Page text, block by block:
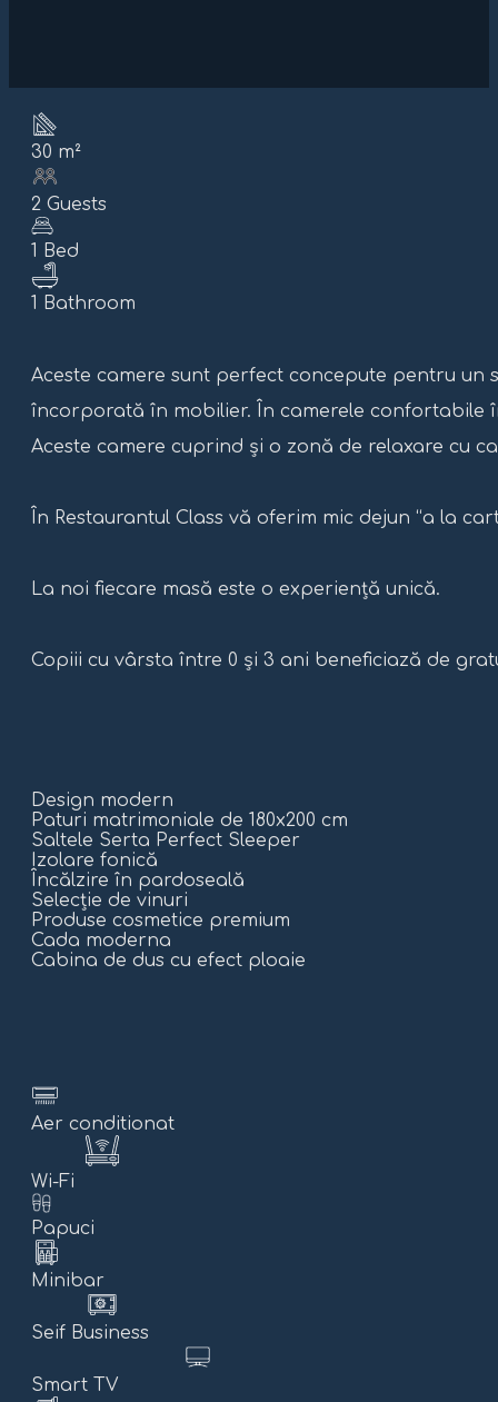
30 m²
2 Guests
1 Bed
1 Bathroom
Aceste camere sunt perfect concepute pentru
încorporată în mobilier. În camerele confortabile
Aceste camere cuprind și o zonă de relaxare cu
În Restaurantul Class vă oferim mic dejun “a la
La noi fiecare masă este o experiență unică.
Copiii cu vârsta între 0 și 3 ani beneficiază de
Design modern
Paturi matrimoniale de 180x200 cm
Saltele Serta Perfect Sleeper
Izolare fonică
Încălzire în pardoseală
Selecție de vinuri
Produse cosmetice premium
Cada moderna
Cabina de dus cu efect ploaie
Aer conditionat
Wi-Fi
Papuci
Minibar
Seif Business
Smart TV